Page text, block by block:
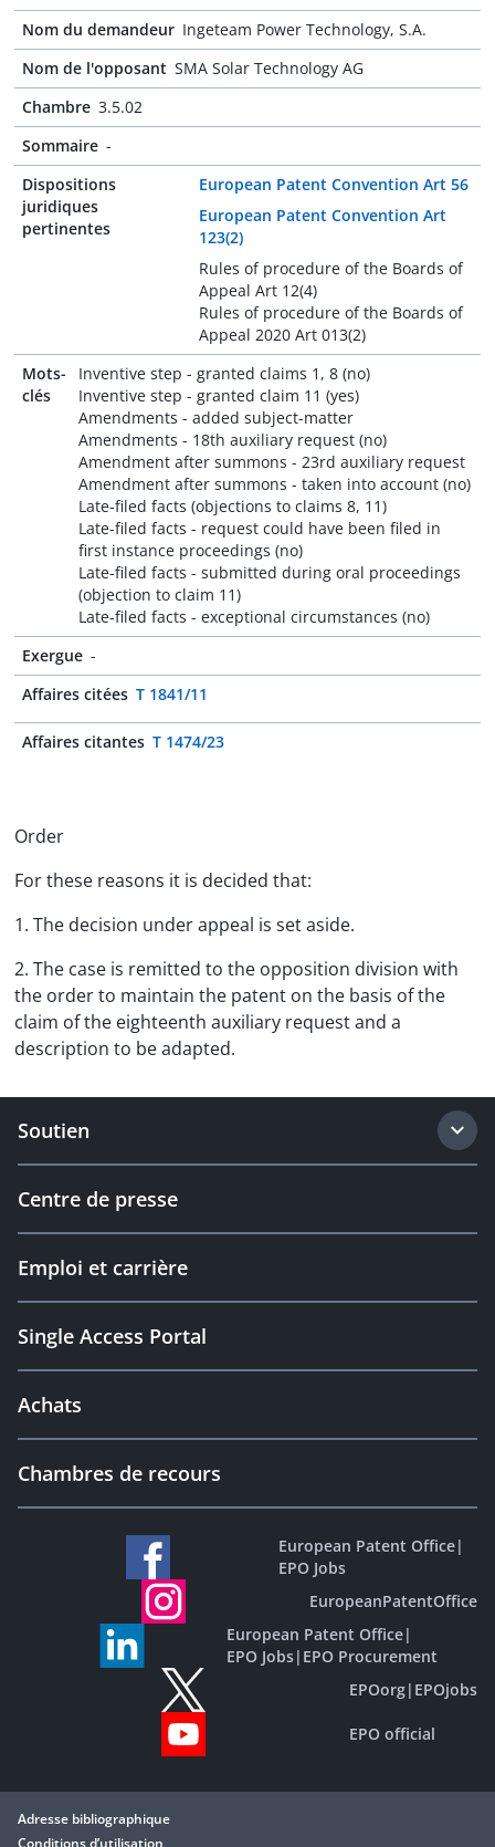
Nom du demandeur Ingeteam Power Technology, S.A.
Nom de l'opposant SMA Solar Technology AG
Chambre 3.5.02
Sommaire -
Dispositions
juridiques
pertinentes
European Patent Convention Art 56
European Patent Convention Art
123(2)
Rules of procedure of the Boards of
Appeal Art 12(4)
Rules of procedure of the Boards of
Appeal 2020 Art 013(2)
Mots-
clés
Inventive step - granted claims 1, 8 (no)
Inventive step - granted claim 11 (yes)
Amendments - added subject-matter
Amendments - 18th auxiliary request (no)
Amendment after summons - 23rd auxiliary request
Amendment after summons - taken into account (no)
Late-filed facts (objections to claims 8, 11)
Late-filed facts - request could have been filed in
first instance proceedings (no)
Late-filed facts - submitted during oral proceedings
(objection to claim 11)
Late-filed facts - exceptional circumstances (no)
Exergue -
Affaires citées T 1841/11
Affaires citantes T 1474/23
Order
For these reasons it is decided that:
1. The decision under appeal is set aside.
2. The case is remitted to the opposition division with
the order to maintain the patent on the basis of the
claim of the eighteenth auxiliary request and a
description to be adapted.
Soutien
Centre de presse
Emploi et carrière
Single Access Portal
Achats
Chambres de recours
European Patent Office|
EPO Jobs
EuropeanPatentOffice
European Patent Office|
EPO Jobs| EPO Procurement
EPOorg| EPOjobs
EPO official
Adresse bibliographique
Conditions d’utilisation